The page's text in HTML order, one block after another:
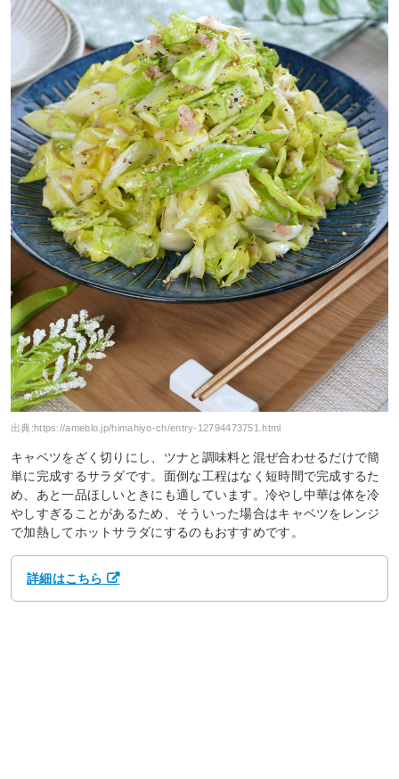
出典: https://ameblo.jp/himahiyo-ch/entry-12794473751.html
キャベツをざく切りにし、ツナと調味料と混ぜ合わせるだけで簡
単に完成するサラダです。面倒な工程はなく短時間で完成するた
め、あと一品ほしいときにも適しています。冷やし中華は体を冷
やしすぎることがあるため、そういった場合はキャベツをレンジ
で加熱してホットサラダにするのもおすすめです。
詳細はこちら